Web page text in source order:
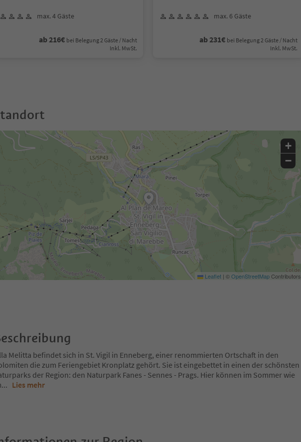
max. 4 Gäste
ab 216€ bei Belegung 2 Gäste / Nacht
Inkl. MwSt.
max. 6 Gäste
ab 231€ bei Belegung 2 Gäste / Nacht
Inkl. MwSt.
+
−
Leaflet | ©OpenStreetMapContributors
Melitta befindet sich in St. Vigil in Enneberg, einer renommierten Ortschaft in den
die zum Feriengebiet Kronplatz gehört. Sie ist eingebettet in einen der schönsten
der Region: den Naturpark Fanes - Sennes - Prags. Hier können im Sommer wie
... Lies mehr